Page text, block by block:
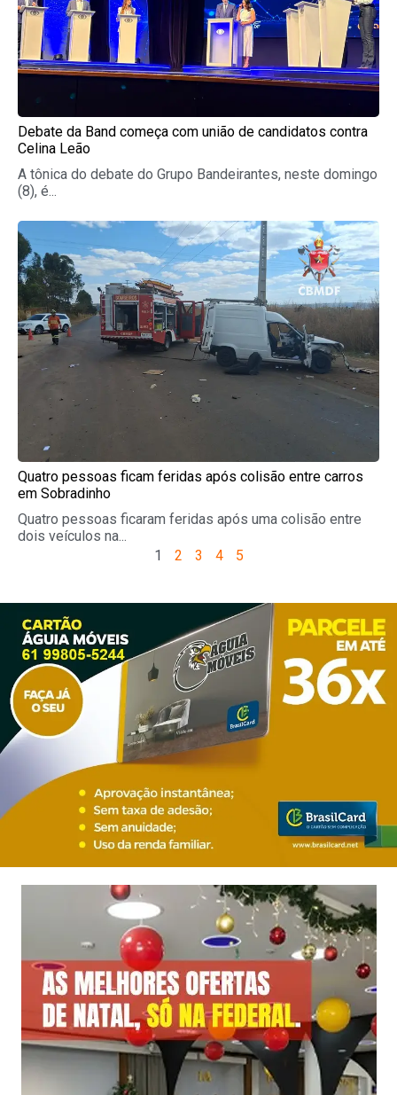
Debate da Band começa com união de candidatos contra
Celina Leão
A tônica do debate do Grupo Bandeirantes, neste domingo
(8), é...
Quatro pessoas ficam feridas após colisão entre carros
em Sobradinho
Quatro pessoas ficaram feridas após uma colisão entre
dois veículos na...
1 2 3 4 5